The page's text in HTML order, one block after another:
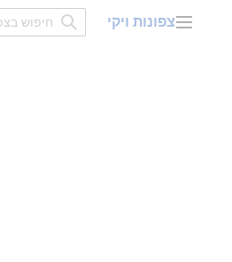
תפריט ראשי
צפונות ויקי